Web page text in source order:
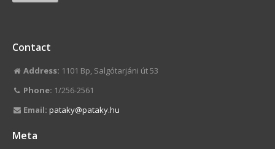
Contact
Address: 1101 Bp, Salgótarjáni út 53
Phone: 1/256-2561
Email: pataky@pataky.hu
Meta